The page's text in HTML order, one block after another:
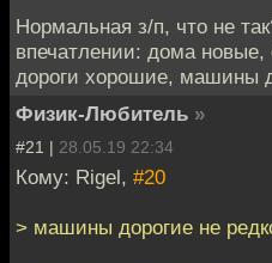
Нормальная з/п, что не
впечатлении: дома
дороги хорошие, машины
Физик-Любитель »
#21 | 28.05.19 22:34
Кому: Rigel, #20
> машины дорогие не